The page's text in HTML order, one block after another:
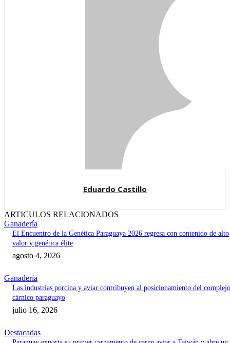
Eduardo Castillo
ARTICULOS RELACIONADOS
Ganadería
El Encuentro de la Genética Paraguaya 2026 regresa con contenido de alto
valor y genética élite
agosto 4, 2026
Ganadería
Las industrias porcina y aviar contribuyen al posicionamiento del complejo
cárnico paraguayo
julio 16, 2026
Destacadas